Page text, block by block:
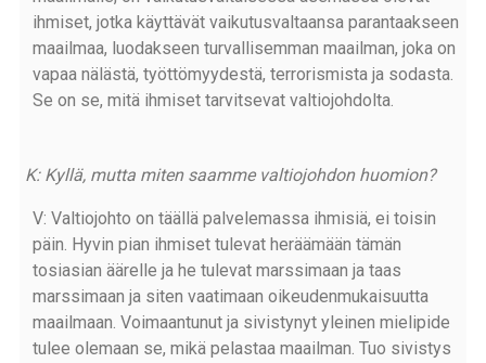
ihmiset, jotka käyttävät vaikutusvaltaansa parantaakseen
maailmaa, luodakseen turvallisemman maailman, joka on
vapaa nälästä, työttömyydestä, terrorismista ja sodasta.
Se on se, mitä ihmiset tarvitsevat valtiojohdolta.
K: Kyllä, mutta miten saamme valtiojohdon huomion?
V: Valtiojohto on täällä palvelemassa ihmisiä, ei toisin
päin. Hyvin pian ihmiset tulevat heräämään tämän
tosiasian äärelle ja he tulevat marssimaan ja taas
marssimaan ja siten vaatimaan oikeudenmukaisuutta
maailmaan. Voimaantunut ja sivistynyt yleinen mielipide
tulee olemaan se, mikä pelastaa maailman. Tuo sivistys